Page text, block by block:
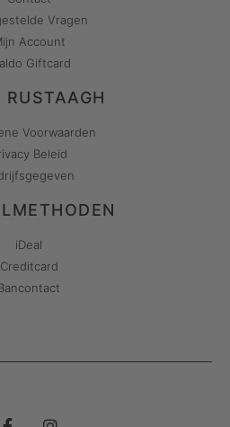
Vragen
Account
Giftcard
RUSTAAGH
Voorwaarden
Beleid
iDeal
Creditcard